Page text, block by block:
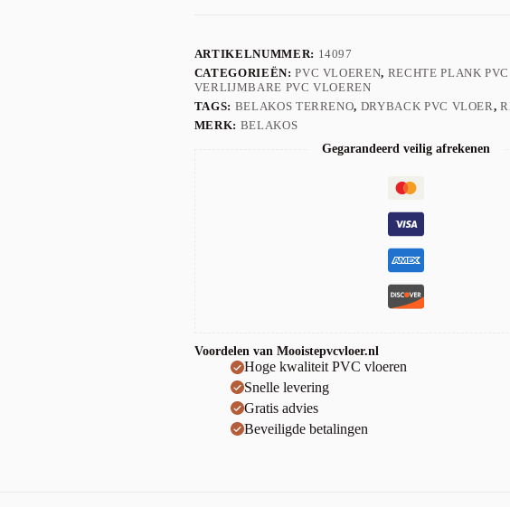
ARTIKELNUMMER: 14097
CATEGORIEËN:PVC VLOEREN, RECHTE PLANK
VERLIJMBARE PVC VLOEREN
TAGS: BELAKOS TERRENO, DRYBACK PVC VLOER,
MERK: BELAKOS
Gegarandeerd veilig afrekenen
Voordelen van Mooistepvcvloer.nl
Hoge kwaliteit PVC vloeren
Snelle levering
Gratis advies
Beveiligde betalingen